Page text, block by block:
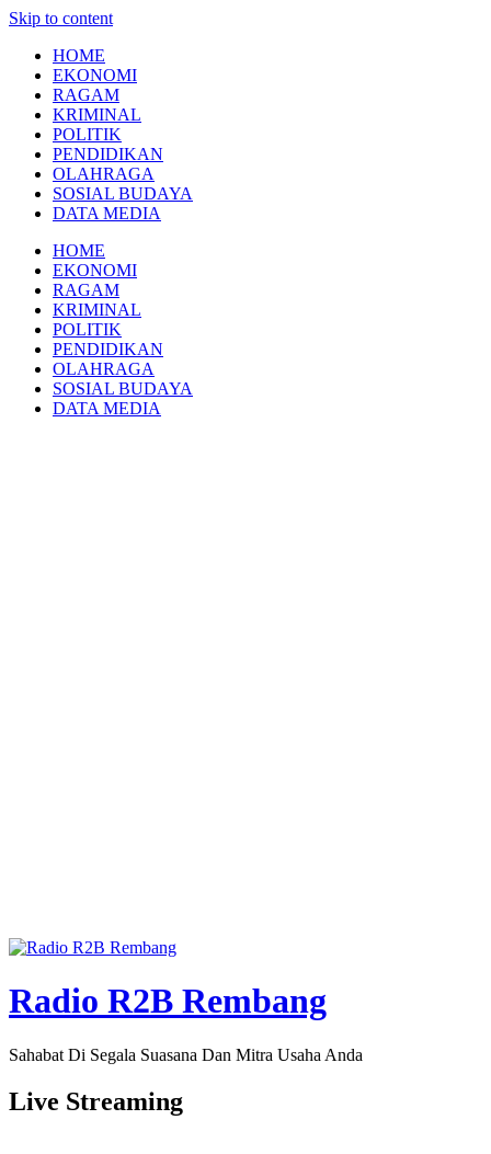
Skip to content
HOME
EKONOMI
RAGAM
KRIMINAL
POLITIK
PENDIDIKAN
OLAHRAGA
SOSIAL BUDAYA
DATA MEDIA
HOME
EKONOMI
RAGAM
KRIMINAL
POLITIK
PENDIDIKAN
OLAHRAGA
SOSIAL BUDAYA
DATA MEDIA
Radio R2B Rembang
Sahabat Di Segala Suasana Dan Mitra Usaha Anda
Live Streaming